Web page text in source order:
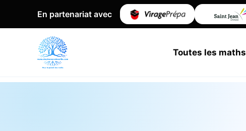
En partenariat avec
Toutes les maths